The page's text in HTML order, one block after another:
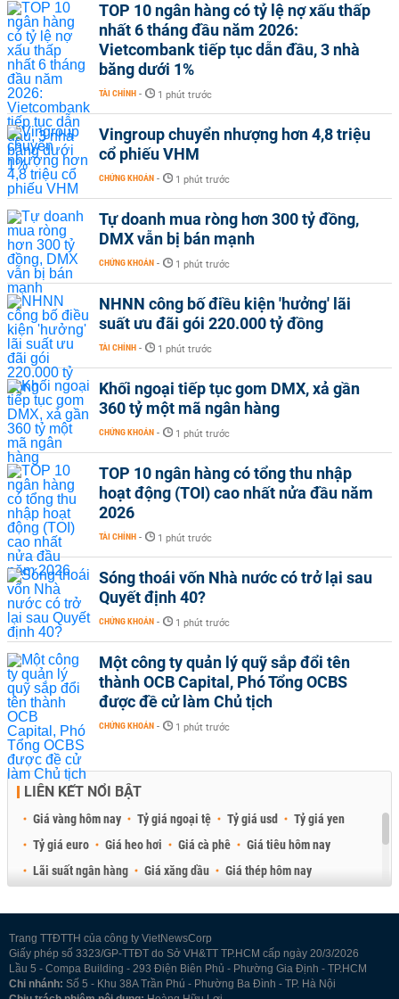
TOP 10 ngân hàng có tỷ lệ nợ xấu thấp
nhất 6 tháng đầu năm 2026:
Vietcombank tiếp tục dẫn đầu, 3 nhà
băng dưới 1%
TÀI CHÍNH - 1 phút trước
Vingroup chuyển nhượng hơn 4,8 triệu
cổ phiếu VHM
CHỨNG KHOÁN - 1 phút trước
Tự doanh mua ròng hơn 300 tỷ đồng,
DMX vẫn bị bán mạnh
CHỨNG KHOÁN - 1 phút trước
NHNN công bố điều kiện 'hưởng' lãi
suất ưu đãi gói 220.000 tỷ đồng
TÀI CHÍNH - 1 phút trước
Khối ngoại tiếp tục gom DMX, xả gần
360 tỷ một mã ngân hàng
CHỨNG KHOÁN - 1 phút trước
TOP 10 ngân hàng có tổng thu nhập
hoạt động (TOI) cao nhất nửa đầu năm
2026
TÀI CHÍNH - 1 phút trước
Sóng thoái vốn Nhà nước có trở lại sau
Quyết định 40?
CHỨNG KHOÁN - 1 phút trước
Một công ty quản lý quỹ sắp đổi tên
thành OCB Capital, Phó Tổng OCBS
được đề cử làm Chủ tịch
CHỨNG KHOÁN - 1 phút trước
LIÊN KẾT NỔI BẬT
Giá vàng hôm nay Tỷ giá ngoại tệ Tỷ giá usd
Tỷ giá yen
Tỷ giá euro
Giá heo hơi Giá cà phê
Giá tiêu hôm nay
Lãi suất ngân hàng
Giá xăng dầu
Giá thép hôm nay
Trang TTĐTTH của công ty VietNewsCorp
Giấy phép số 3323/GP-TTĐT do Sở VH&TT TP.HCM cấp ngày 20/3/2026
Lầu 5 - Compa Building - 293 Điện Biên Phủ - Phường Gia Định - TP.HCM
Chi nhánh: Số 5 - Khu 38A Trần Phú - Phường Ba Đình - TP. Hà Nội